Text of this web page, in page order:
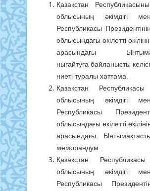
Қазақстан
облысының әкімдігі
Республикасы
облысындағы өкілетті
арасындағы
нығайтуға байланысты
ниеті туралы хаттама.
Қазақстан Республикасы
облысының әкімдігі
Республикасы
облысындағы өкілетті
арасындағы
меморандум.
Қазақстан
облысының әкімдігі
Республикасы